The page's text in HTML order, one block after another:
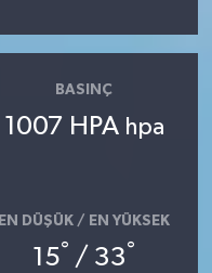
BASINÇ
1007 HPA hpa
EN DÜŞÜK / EN YÜKSEK
15° / 33°